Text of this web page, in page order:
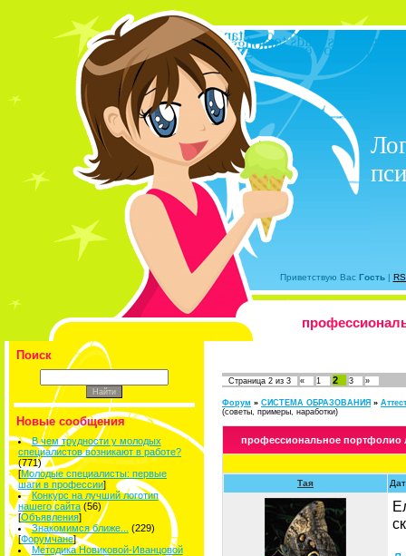
Приветствую Вас Гость|
Поиск
Новые сообщения
В чем трудности у молодых
специалистов возникают в работе?
(771)
[Молодые специалисты: первые
шаги в профессии]
Конкурс на лучший логотип
нашего сайта (56)
[Объявления]
Знакомимся ближе...
(229)
[Форумчане]
Методика Новиковой-Иванцовой
Страница 2 из 3 « 1 2 3 »
Форум » СИСТЕМА ОБРАЗОВАНИЯ »
(советы, примеры, наработки)
профессиональное портфолио
Тая